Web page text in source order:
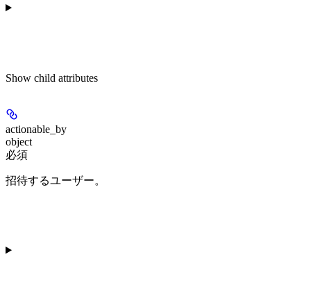
Show child attributes
actionable_by
object
必須
招待するユーザー。